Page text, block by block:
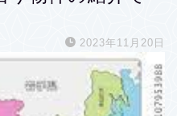
2023年11月20日